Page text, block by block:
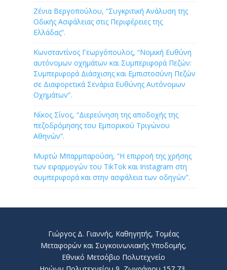
Ζένια Βεργοπούλου, “Συγκριτική Ανάλυση της
Οδικής Ασφάλειας στις Περιφέρειες της
Ελλάδας”.
Κωνσταντίνος Γεωργόπουλος, “Νομική Ευθύνη
αυτόνομων οχημάτων και Συμπεριφορά Πεζών:
Συμπεριφορά Διάσχισης και Εμπιστοσύνη Πεζών
σε Διαφορετικά Σενάρια Ευθύνης Αυτόνομων
Οχημάτων”.
Νίκος Σίνος, “Διερεύνηση της αποδοχής της
πεζοδρόμησης του Εμπορικού Τριγώνου
Αθηνών”.
Μυρτώ Μπαρμπαρούση, “Η επιρροή της χρήσης
των εφαρμογών του TikTok και Instagram στη
συμπεριφορά και στην ασφάλεια των οδηγών”.
Γιώργος Δ. Γιαννής, Καθηγητής, Τομέας
Μεταφορών και Συγκοινωνιακής Υποδομής,
Εθνικό Μετσόβιο Πολυτεχνείο